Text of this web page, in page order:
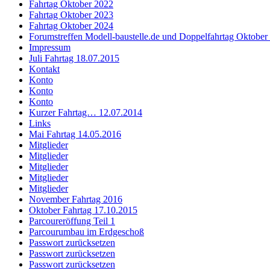
Fahrtag Oktober 2022
Fahrtag Oktober 2023
Fahrtag Oktober 2024
Forumstreffen Modell-baustelle.de und Doppelfahrtag Oktober
Impressum
Juli Fahrtag 18.07.2015
Kontakt
Konto
Konto
Konto
Kurzer Fahrtag… 12.07.2014
Links
Mai Fahrtag 14.05.2016
Mitglieder
Mitglieder
Mitglieder
Mitglieder
Mitglieder
November Fahrtag 2016
Oktober Fahrtag 17.10.2015
Parcoureröffung Teil 1
Parcourumbau im Erdgeschoß
Passwort zurücksetzen
Passwort zurücksetzen
Passwort zurücksetzen